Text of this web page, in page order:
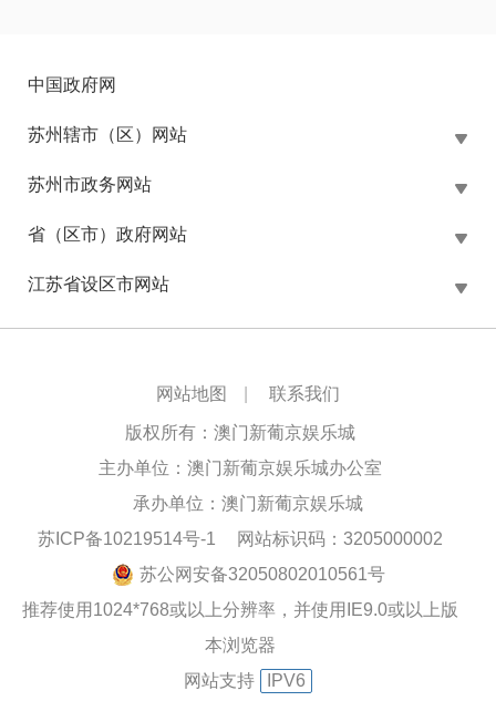
中国政府网
苏州辖市（区）网站
苏州市政务网站
省（区市）政府网站
江苏省设区市网站
网站地图 联系我们
版权所有：澳门新葡京娱乐城
主办单位：澳门新葡京娱乐城办公室
承办单位：澳门新葡京娱乐城
苏ICP备10219514号-1
网站标识码：3205000002
苏公网安备32050802010561号
推荐使用1024*768或以上分辨率，并使用IE9.0或以上版
本浏览器
网站支持
IPV6